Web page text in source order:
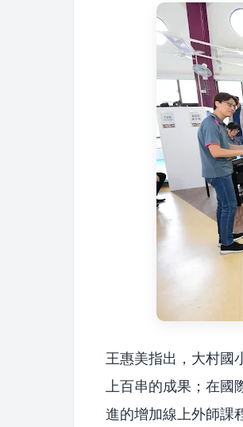
王惠美指出，大村國
上百串的成果；在國
進的增加線上外師課